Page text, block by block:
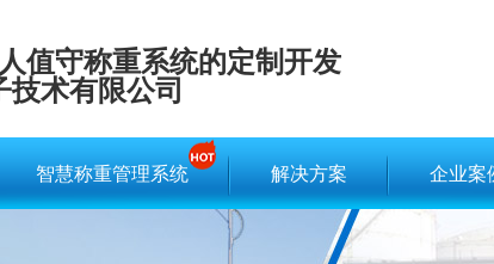
值守称重系统的定制开发
术有限公司
智慧称重管理系统 解决方案 企业案